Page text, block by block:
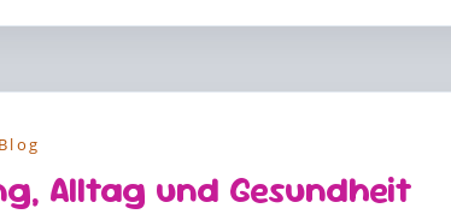
Alltag und Gesundheit